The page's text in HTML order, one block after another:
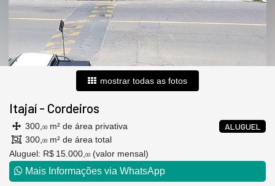
mostrar todas as fotos
Itajaí - Cordeiros
ALUGUEL
300, 00 m² de área privativa
300, 00 m² de área total
Aluguel: R$ 15.000, 00 (valor mensal)
Mais Informações via WhatsApp